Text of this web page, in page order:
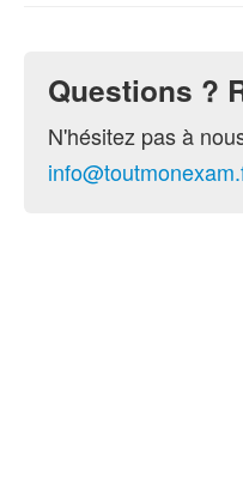
Questions ?
N'hésitez pas à